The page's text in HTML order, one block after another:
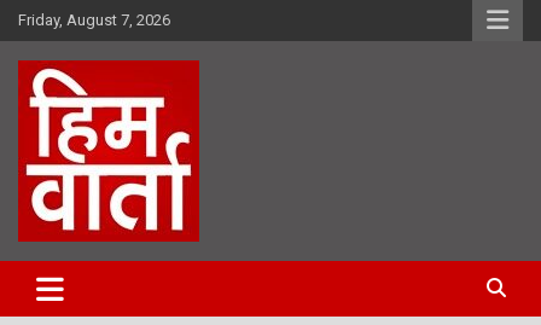
Skip
to
content
Friday, August 7, 2026
Him Varta